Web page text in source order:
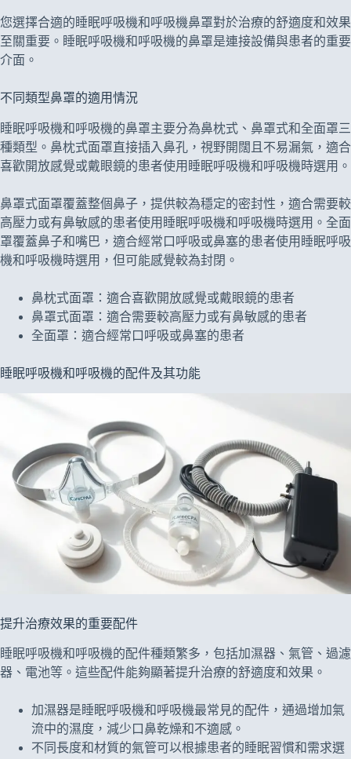
您選擇合適的睡眠呼吸機和呼吸機鼻罩對於治療的舒適度和效果
至關重要。睡眠呼吸機和呼吸機的鼻罩是連接設備與患者的重要
介面。
不同類型鼻罩的適用情況
睡眠呼吸機和呼吸機的鼻罩主要分為鼻枕式、鼻罩式和全面罩三
種類型。鼻枕式面罩直接插入鼻孔，視野開闊且不易漏氣，適合
喜歡開放感覺或戴眼鏡的患者使用睡眠呼吸機和呼吸機時選用。
鼻罩式面罩覆蓋整個鼻子，提供較為穩定的密封性，適合需要較
高壓力或有鼻敏感的患者使用睡眠呼吸機和呼吸機時選用。全面
罩覆蓋鼻子和嘴巴，適合經常口呼吸或鼻塞的患者使用睡眠呼吸
機和呼吸機時選用，但可能感覺較為封閉。
鼻枕式面罩：適合喜歡開放感覺或戴眼鏡的患者
鼻罩式面罩：適合需要較高壓力或有鼻敏感的患者
全面罩：適合經常口呼吸或鼻塞的患者
睡眠呼吸機和呼吸機的配件及其功能
提升治療效果的重要配件
睡眠呼吸機和呼吸機的配件種類繁多，包括加濕器、氣管、過濾
器、電池等。這些配件能夠顯著提升治療的舒適度和效果。
加濕器是睡眠呼吸機和呼吸機最常見的配件，通過增加氣
流中的濕度，減少口鼻乾燥和不適感。
不同長度和材質的氣管可以根據患者的睡眠習慣和需求選